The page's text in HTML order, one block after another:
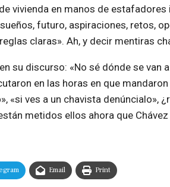
vivienda en manos de estafadores
futuro, aspiraciones, retos,
claras». Ah, y decir mentiras
su discurso: «No sé dónde se van
en las horas en que
«si ves a un chavista denúncialo»,
metidos ellos ahora que Chávez
Email Print